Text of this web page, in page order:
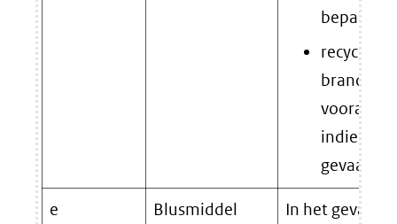
bepaalde
recycling
indien
gevaarlijk
e
Blusmiddel
In het geval